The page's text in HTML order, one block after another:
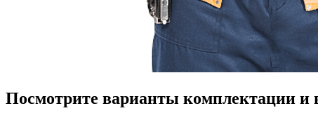
Посмотрите варианты комплектации и